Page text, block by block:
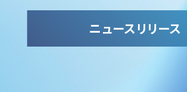
ニュースリリース